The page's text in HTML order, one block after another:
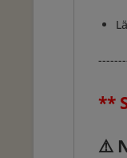
**
⚠️